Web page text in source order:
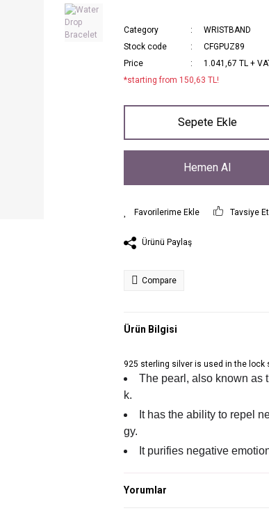
Category
WRISTBAND
Stock code
CFGPUZ89
Price
1.041,67 TL +
*starting from 150,63 TL!
Sepete Ekle
Hemen Al
Tavsiye Et
Ürünü Paylaş
Compare
Ürün Bilgisi
925 sterling silver is used in the lock
The pearl, also known as
k.
It has the ability to repel
gy.
It purifies negative
Yorumlar